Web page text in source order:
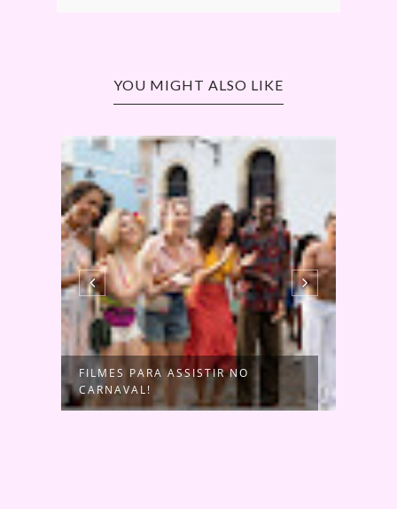
YOU MIGHT ALSO LIKE
FILMES PARA ASSISTIR NO
CARNAVAL!